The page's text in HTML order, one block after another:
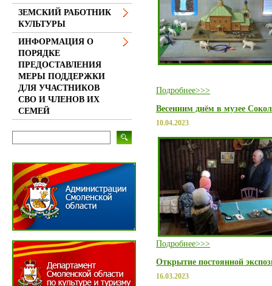
Подробнее>>>
Весенним днём в музее
10.04.2023
Подробнее>>>
Открытие постоянной
16.03.2023
ЗЕМСКИЙ РАБОТНИК
КУЛЬТУРЫ
ИНФОРМАЦИЯ О
ПОРЯДКЕ
ПРЕДОСТАВЛЕНИЯ
МЕРЫ ПОДДЕРЖКИ
ДЛЯ УЧАСТНИКОВ
СВО И ЧЛЕНОВ ИХ
СЕМЕЙ